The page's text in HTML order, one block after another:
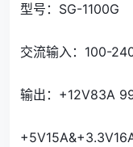
型号：SG-1100G
交流输入：100-
输出：+12V83A